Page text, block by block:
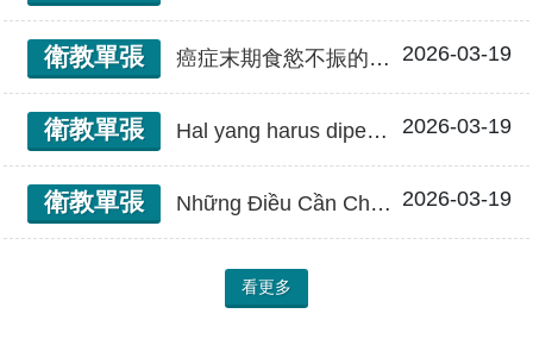
衛教單張 癌症末期食慾不振的照顧須知 2026-03-19
衛教單張 Hal yang harus diperhatikan dalam menangani mulut kering pada pasien kanker terminal 癌症末期病人口乾的處理注意事項(印尼文) 2026-03-19
衛教單張 Những Điều Cần Chú Ý Khi Xử Lý Khô Miệng Cho Người Bệnh Ung Thư Giai Đoạn Cuối 癌症末期病人口乾的處理注意事項(越南文) 2026-03-19
看更多